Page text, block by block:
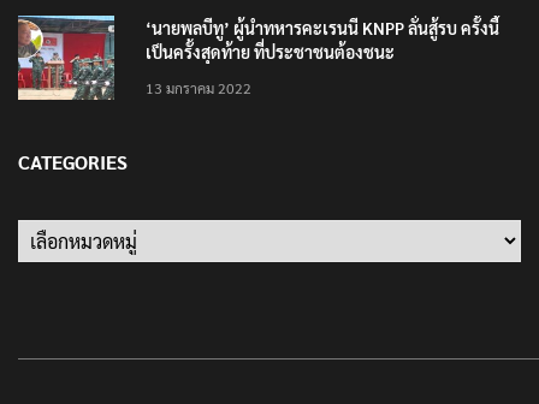
‘นายพลบีทู’ ผู้นำทหารคะเรนนี KNPP ลั่นสู้รบ ครั้งนี้
เป็นครั้งสุดท้าย ที่ประชาชนต้องชนะ
13 มกราคม 2022
CATEGORIES
Categories